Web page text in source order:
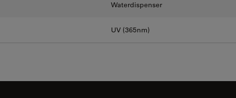
Waterdispenser
UV (365nm)